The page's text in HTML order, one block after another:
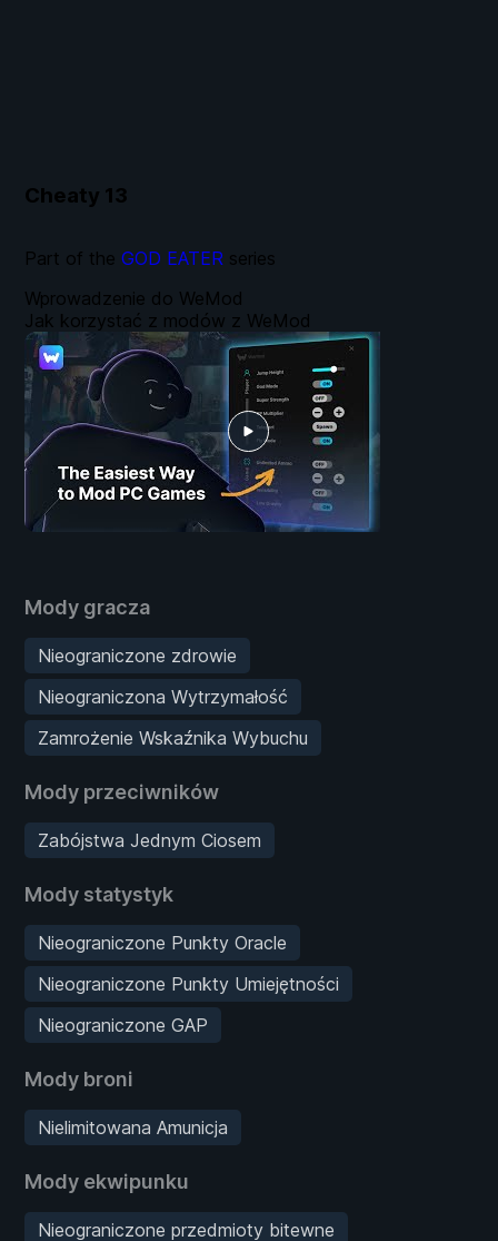
Cheaty 13
Mody gracza
Nieograniczone zdrowie
Nieograniczona Wytrzymałość
Zamrożenie Wskaźnika Wybuchu
Mody przeciwników
Zabójstwa Jednym Ciosem
Mody statystyk
Nieograniczone Punkty Oracle
Nieograniczone Punkty Umiejętności
Nieograniczone GAP
Mody broni
Nielimitowana Amunicja
Mody ekwipunku
Nieograniczone przedmioty bitewne
Wprowadzenie do WeMod
Jak korzystać z modów z WeMod
Part of the GOD EATER series